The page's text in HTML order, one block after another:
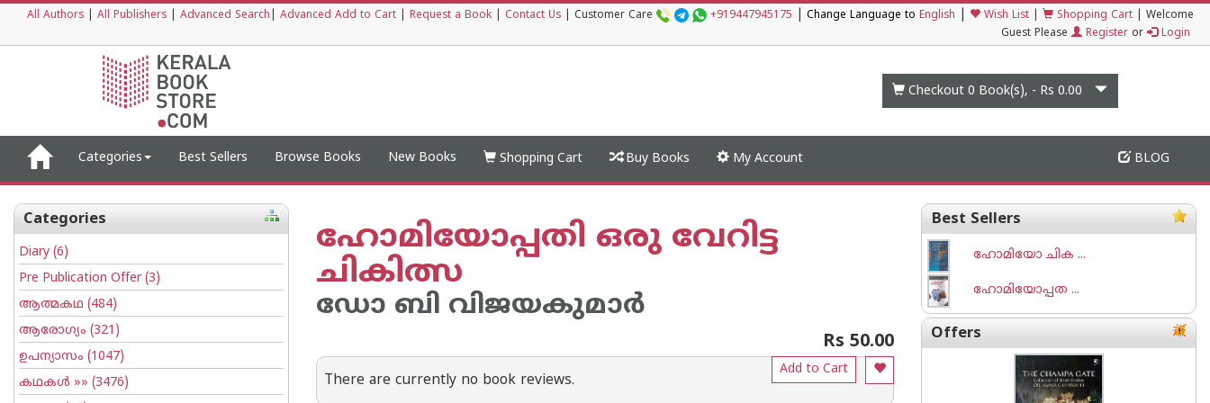
All Authors All Publishers Advanced Search Advanced Add to Cart Request a Book Contact Us Customer Care +919447945175 Change Language to English Wish List Shopping Cart
Welcome
Guest Please
Register or Login
Checkout 0 Book(s), - Rs 0.00
Categories Best Sellers Browse Books New Books Shopping Cart Buy Books My Account BLOG
Categories
Diary (6)
Pre Publication Offer(3)
ആത്മകഥ (484)
ആരോഗ്യം (321)
ഉപന്യാസം (1047)
കഥകള്‍ »» (3476)
ഹോമിയോപ്പതി ഒരു വേറിട്ട
ചികിത്സ
ഡോ ബി വിജയകുമാര്‍
Rs 50.00
Add to Cart
There are currently no book reviews.
Best Sellers
ഹോമിയോ ചിക ...
ഹോമിയോപ്പത ...
Offers